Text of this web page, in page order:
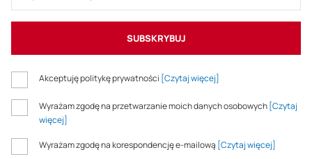
SUBSKRYBUJ
Akceptuję politykę prywatności [Czytaj więcej]
Wyrażam zgodę na przetwarzanie moich danych osobowych[Czytaj
więcej]
Wyrażam zgodę na korespondencję e-mailową [Czytaj więcej]